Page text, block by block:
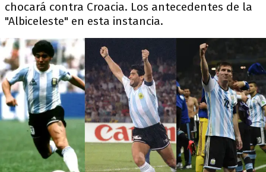
chocará contra Croacia. Los antecedentes de la
"Albiceleste" en esta instancia.